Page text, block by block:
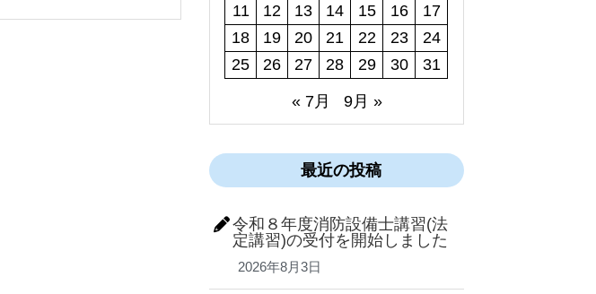
11
12 13 14 15 16
17
18
19 20 21 22 23
24
25
26 27 28 29 30 31
« 7月 9月 »
最近の投稿
令和８年度消防設備士講習(法
定講習)の受付を開始しました
2026年8月3日